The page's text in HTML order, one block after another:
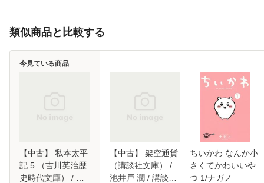
類似商品と比較する
【中古】 私本太平
記 5 （吉川英治歴
史時代文庫） / 吉
今見ている商品
【中古】 架空通貨
（講談社文庫） /
池井戸 潤 / 講談社
ちいかわ なんか小
さくてかわいいや
つ 1/ナガノ